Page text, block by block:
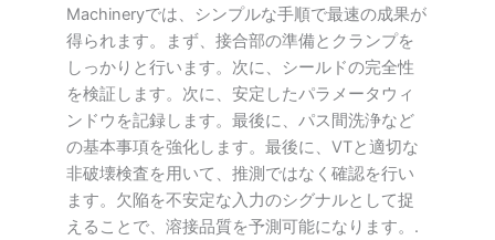
Machineryでは、シンプルな手順で最速の成果が
得られます。まず、接合部の準備とクランプを
しっかりと行います。次に、シールドの完全性
を検証します。次に、安定したパラメータウィ
ンドウを記録します。最後に、パス間洗浄など
の基本事項を強化します。最後に、VTと適切な
非破壊検査を用いて、推測ではなく確認を行い
ます。欠陥を不安定な入力のシグナルとして捉
えることで、溶接品質を予測可能になります。.